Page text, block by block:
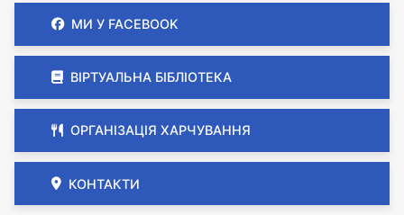
МИ У FACEBOOK
ВІРТУАЛЬНА БІБЛІОТЕКА
ОРГАНІЗАЦІЯ ХАРЧУВАННЯ
КОНТАКТИ